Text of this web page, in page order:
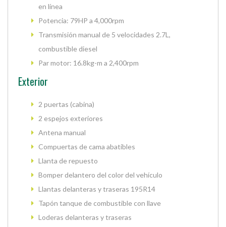
en línea
Potencia: 79HP a 4,000rpm
Transmisión manual de 5 velocidades 2.7L,
combustible diesel
Par motor: 16.8kg-m a 2,400rpm
Exterior
2 puertas (cabina)
2 espejos exteriores
Antena manual
Compuertas de cama abatibles
Llanta de repuesto
Bomper delantero del color del vehículo
Llantas delanteras y traseras 195R14
Tapón tanque de combustible con llave
Loderas delanteras y traseras